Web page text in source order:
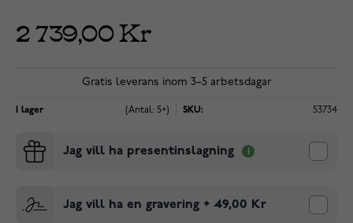
2 739,00 Kr
Gratis leverans inom 3–5 arbetsdagar
I lager (Antal: 5+) SKU: 53734
Jag vill ha presentinslagning
Jag vill ha en gravering + 49,00 Kr